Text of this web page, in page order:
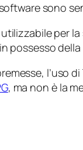
sono
per
possesso della
l’uso
, ma non è la